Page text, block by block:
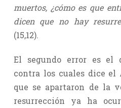
muertos, ¿cómo es que
dicen que no hay
(15,12).
El segundo error es el
contra los cuales dice el
que se apartaron de la
resurrección ya ha